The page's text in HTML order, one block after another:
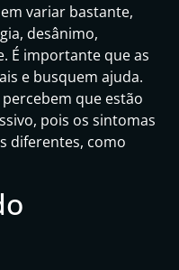
variar bastante,
desânimo,
É importante que as
e busquem ajuda.
que estão
pois os sintomas
diferentes, como